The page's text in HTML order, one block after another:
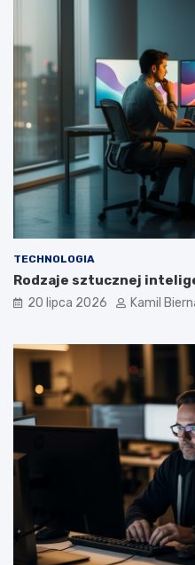
TECHNOLOGIA
Rodzaje sztucznej
20 lipca 2026 Kamil